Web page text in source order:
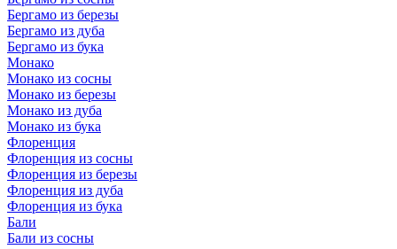
Бергамо из березы
Бергамо из дуба
Бергамо из бука
Монако
Монако из сосны
Монако из березы
Монако из дуба
Монако из бука
Флоренция
Флоренция из сосны
Флоренция из березы
Флоренция из дуба
Флоренция из бука
Бали
Бали из сосны